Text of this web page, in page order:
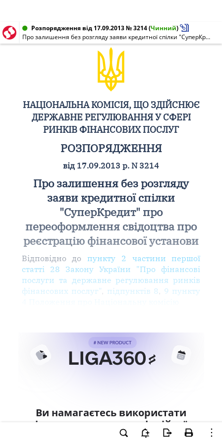
Розпорядження від 17.09.2013 № 3214(Чинний)
Про залишення без розгляду заяви кредитної спілки "СуперКредит" про переоформлення свідоцтва про реєстрацію фінансової установи
НАЦІОНАЛЬНА КОМІСІЯ, ЩО ЗДІЙСНЮЄ
ДЕРЖАВНЕ РЕГУЛЮВАННЯ У СФЕРІ
РИНКІВ ФІНАНСОВИХ ПОСЛУГ
РОЗПОРЯДЖЕННЯ
від 17.09.2013 р. N 3214
Про залишення без розгляду
заяви кредитної спілки
"СуперКредит" про
переоформлення свідоцтва про
реєстрацію фінансової установи
Відповідно до пункту 2 частини першої
статті 28 Закону України "Про фінансові
послуги та державне регулювання ринків
фінансових послуг", підпунктів 8 , 9 пункту
Ви намагаєтесь використати
інструменти для професійної
роботи з документом.